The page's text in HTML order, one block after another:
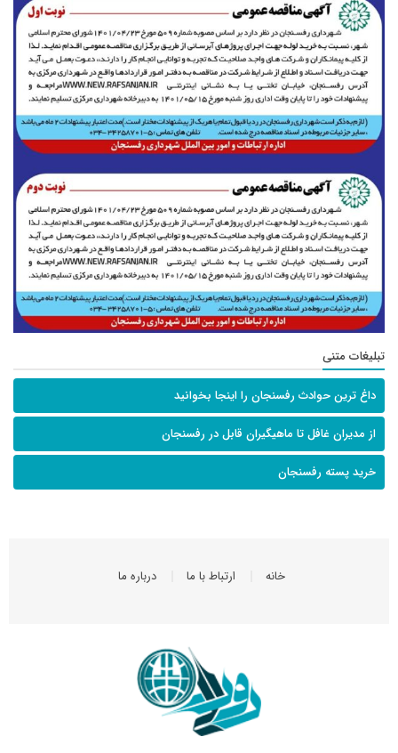
تبلیغات متنی
داغ ترین حوادث رفسنجان را اینجا بخوانید
از مدیران غافل تا ماهیگیران قابل در رفسنجان
خرید پسته رفسنجان
خانه ارتباط با ما درباره ما